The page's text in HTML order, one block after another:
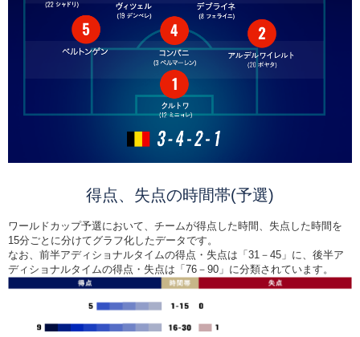
得点、失点の時間帯(予選)
ワールドカップ予選において、チームが得点した時間、失点した時間を
15分ごとに分けてグラフ化したデータです。
なお、前半アディショナルタイムの得点・失点は「31－45」に、後半ア
ディショナルタイムの得点・失点は「76－90」に分類されています。